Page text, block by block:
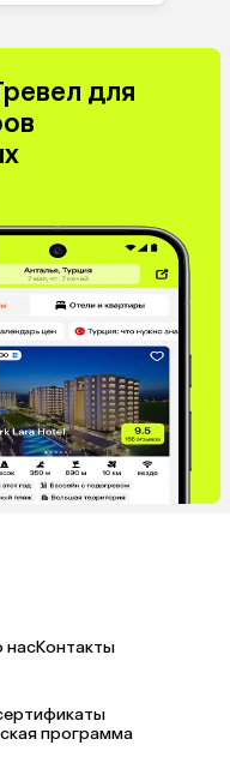
для
насКонтакты
программа